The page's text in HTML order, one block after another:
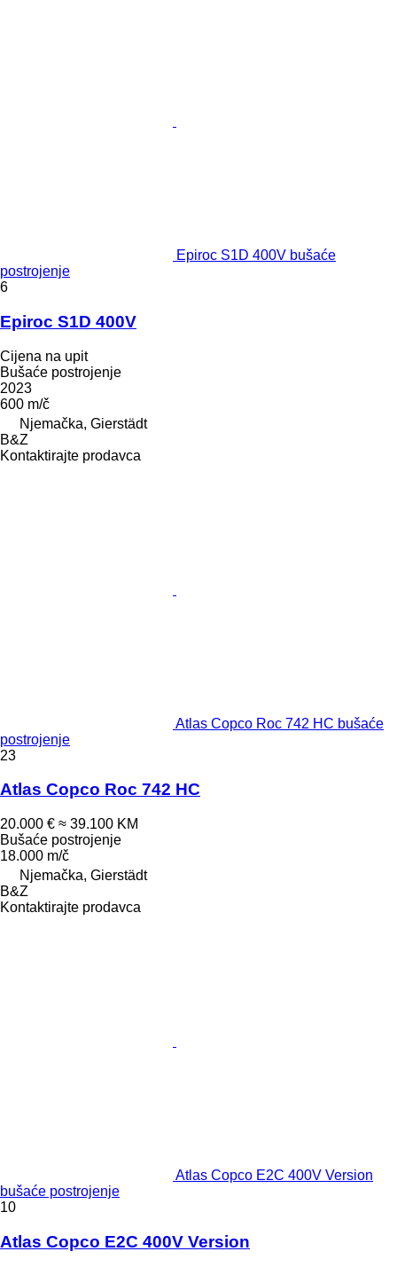
Epiroc S1D 400V bušaće
postrojenje
6
Epiroc S1D 400V
Cijena na upit
Bušaće postrojenje
2023
600 m/č
Njemačka, Gierstädt
B&Z
Kontaktirajte prodavca
Atlas Copco Roc 742 HC bušaće
postrojenje
23
Atlas Copco Roc 742 HC
20.000 € ≈ 39.100 KM
Bušaće postrojenje
18.000 m/č
Njemačka, Gierstädt
B&Z
Kontaktirajte prodavca
Atlas Copco E2C 400V Version
bušaće postrojenje
10
Atlas Copco E2C 400V Version